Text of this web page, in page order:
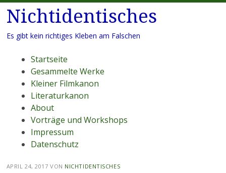
Nichtidentisches
Es gibt kein richtiges Kleben am Falschen
Menü
Zum
Inhalt
springen
Startseite
Gesammelte Werke
Kleiner Filmkanon
Literaturkanon
About
Vorträge und Workshops
Impressum
Datenschutz
APRIL 24, 2017 VON NICHTIDENTISCHES